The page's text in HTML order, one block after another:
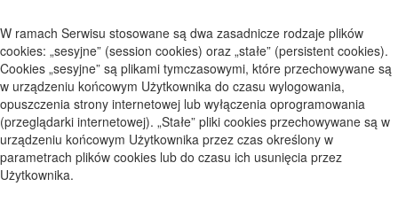
W ramach Serwisu stosowane są dwa zasadnicze rodzaje plików
cookies: „sesyjne” (session cookies) oraz „stałe” (persistent cookies).
Cookies „sesyjne” są plikami tymczasowymi, które przechowywane są
w urządzeniu końcowym Użytkownika do czasu wylogowania,
opuszczenia strony internetowej lub wyłączenia oprogramowania
(przeglądarki internetowej). „Stałe” pliki cookies przechowywane są w
urządzeniu końcowym Użytkownika przez czas określony w
parametrach plików cookies lub do czasu ich usunięcia przez
Użytkownika.